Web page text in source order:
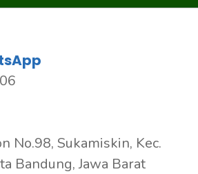
No.98, Sukamiskin, Kec.
Bandung, Jawa Barat